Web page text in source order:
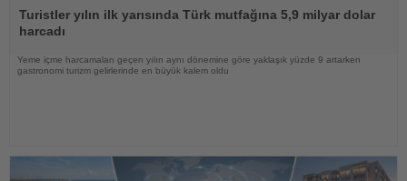
Oku
Turistler yılın ilk yarısında Türk mutfağına 5,9 milyar dolar
harcadı
Yeme içme harcamaları geçen yılın aynı dönemine göre yaklaşık yüzde 9 artarken
gastronomi turizm gelirlerinde en büyük kalem oldu